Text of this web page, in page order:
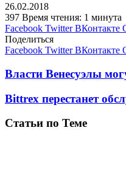
26.02.2018
397 Время чтения: 1 минута
Facebook Twitter ВКонтакте
Поделиться
Facebook Twitter ВКонтакте
Власти Венесуэлы
Bittrex перестанет
Статьи по Теме